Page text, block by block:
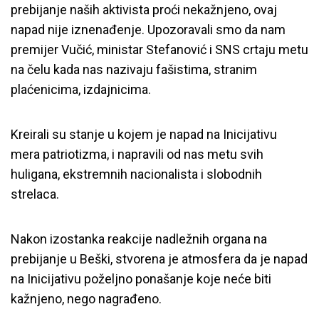
prebijanje naših aktivista proći nekažnjeno, ovaj
napad nije iznenađenje. Upozoravali smo da nam
premijer Vučić, ministar Stefanović i SNS crtaju metu
na čelu kada nas nazivaju fašistima, stranim
plaćenicima, izdajnicima.
Kreirali su stanje u kojem je napad na Inicijativu
mera patriotizma, i napravili od nas metu svih
huligana, ekstremnih nacionalista i slobodnih
strelaca.
Nakon izostanka reakcije nadležnih organa na
prebijanje u Beški, stvorena je atmosfera da je napad
na Inicijativu poželjno ponašanje koje neće biti
kažnjeno, nego nagrađeno.